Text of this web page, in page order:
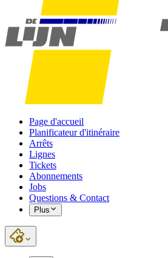
Page d'accueil
Planificateur d'itinéraire
Arrêts
Lignes
Tickets
Abonnements
Jobs
Questions & Contact
Plus